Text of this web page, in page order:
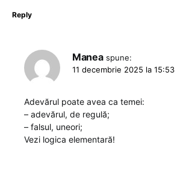
Reply
Manea spune:
11 decembrie 2025 la 15:53
Adevărul poate avea ca temei:
– adevărul, de regulă;
– falsul, uneori;
Vezi logica elementară!